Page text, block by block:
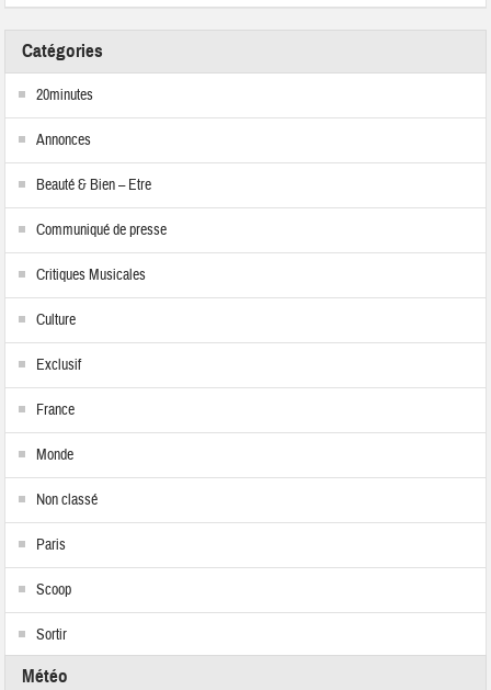
Catégories
20minutes
Annonces
Beauté & Bien – Etre
Communiqué de presse
Critiques Musicales
Culture
Exclusif
France
Monde
Non classé
Paris
Scoop
Sortir
Météo